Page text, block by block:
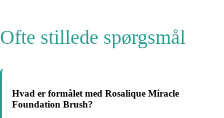
Ofte stillede spørgsmål
Hvad er formålet med Rosalique Miracle
Foundation Brush?